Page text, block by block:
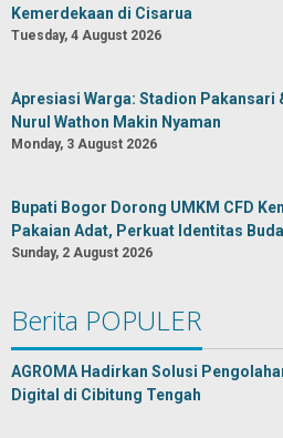
Kemerdekaan di Cisarua
Tuesday, 4 August 2026
Apresiasi Warga: Stadion Pakansari
Nurul Wathon Makin Nyaman
Monday, 3 August 2026
Bupati Bogor Dorong UMKM CFD
Pakaian Adat, Perkuat Identitas
Sunday, 2 August 2026
Berita POPULER
AGROMA Hadirkan Solusi
Digital di Cibitung Tengah